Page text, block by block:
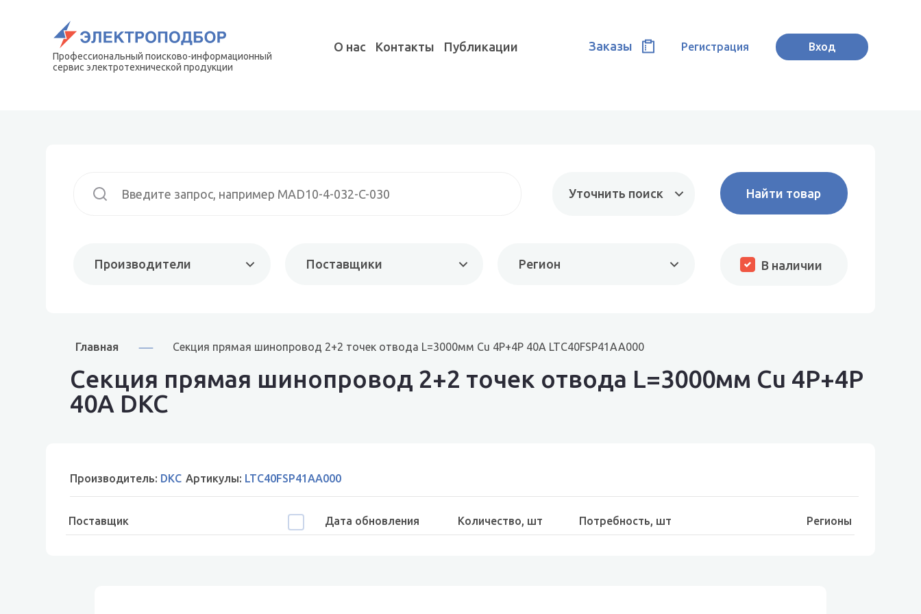
Профессиональный поисково-информационный
сервис электротехнической продукции
О нас Контакты Публикации Заказы Регистрация Вход
Уточнить поиск
Производители Поставщики Регион В наличии
Главная Секция прямая шинопровод 2+2 точек отвода L=3000мм Cu 4P+4P 40A LTC40FSP41AA000
Секция прямая шинопровод 2+2 точек отвода L=3000мм Cu 4P+4P
40A DKC
Производитель: DKC Артикулы: LTC40FSP41AA000
Поставщик Дата обновления Количество, шт Потребность, шт Регионы